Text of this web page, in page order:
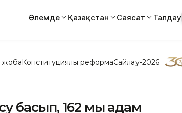
Әлемде Қазақстан Саясат Талдау
жобаКонституциялық реформаСайлау-2026
басып, 162 мың адам